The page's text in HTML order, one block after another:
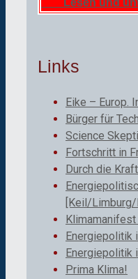
Links
Eike – Europ.
Bürger für
Science
Fortschritt in
Durch die
[Keil/Limburg/
Energiepolitik
Energiepolitik
Prima Klima!